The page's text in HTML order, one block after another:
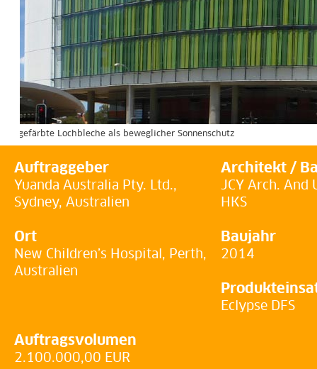
gefärbte Lochbleche als beweglicher Sonnenschutz
Auftraggeber
Yuanda Australia Pty. Ltd.,
Sydney, Australien
Architekt /
JCY Arch. And
HKS
Ort
New Children’s Hospital, Perth,
Australien
Baujahr
2014
Eclypse DFS
Auftragsvolumen
2.100.000,00 EUR